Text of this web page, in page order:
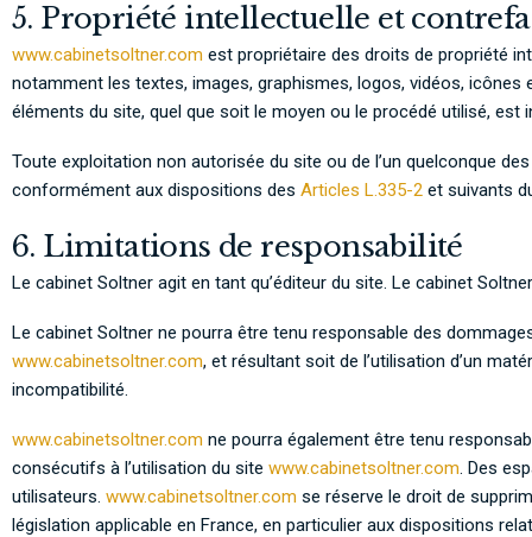
5. Propriété intellectuelle et
www.cabinetsoltner.com est propriétaire des droits de propriété
notamment les textes, images, graphismes, logos, vidéos,
éléments du site, quel que soit le moyen ou le procédé utilisé,
Toute exploitation non autorisée du site ou de l’un quelconque
conformément aux dispositions des Articles L.335-2 et suivants
6. Limitations de responsabilité
Le cabinet Soltner agit en tant qu’éditeur du site. Le cabinet
Le cabinet Soltner ne pourra être tenu responsable des
www.cabinetsoltner.com, et résultant soit de l’utilisation d’un
incompatibilité.
www.cabinetsoltner.com ne pourra également être tenu
consécutifs à l’utilisation du site www.cabinetsoltner.com. Des
utilisateurs. www.cabinetsoltner.com se réserve le droit de
législation applicable en France, en particulier aux dispositions